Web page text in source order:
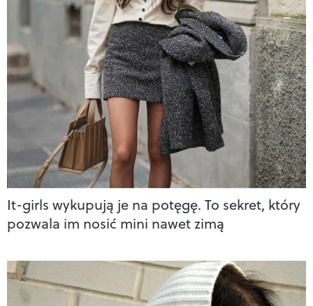
It-girls wykupują je na potęgę. To sekret, który
pozwala im nosić mini nawet zimą